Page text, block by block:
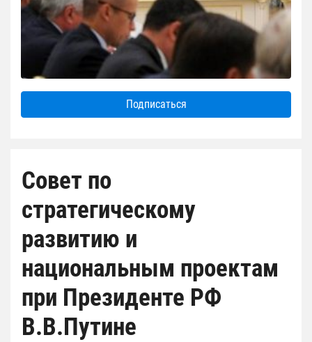
Подписаться
Совет по
стратегическому
развитию и
национальным проектам
при Президенте РФ
В.В.Путине